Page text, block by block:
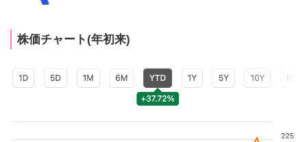
株価チャート(年初来)